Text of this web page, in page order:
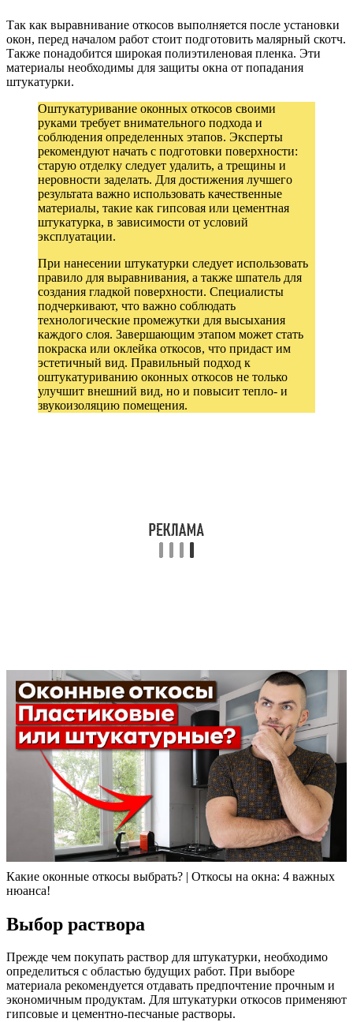
Так как выравнивание откосов выполняется после установки
окон, перед началом работ стоит подготовить малярный скотч.
Также понадобится широкая полиэтиленовая пленка. Эти
материалы необходимы для защиты окна от попадания
штукатурки.
Оштукатуривание оконных откосов своими
руками требует внимательного подхода и
соблюдения определенных этапов. Эксперты
рекомендуют начать с подготовки поверхности:
старую отделку следует удалить, а трещины и
неровности заделать. Для достижения лучшего
результата важно использовать качественные
материалы, такие как гипсовая или цементная
штукатурка, в зависимости от условий
эксплуатации.
При нанесении штукатурки следует использовать
правило для выравнивания, а также шпатель для
создания гладкой поверхности. Специалисты
подчеркивают, что важно соблюдать
технологические промежутки для высыхания
каждого слоя. Завершающим этапом может стать
покраска или оклейка откосов, что придаст им
эстетичный вид. Правильный подход к
оштукатуриванию оконных откосов не только
улучшит внешний вид, но и повысит тепло- и
звукоизоляцию помещения.
Какие оконные откосы выбрать? | Откосы на окна: 4 важных
нюанса!
Выбор раствора
Прежде чем покупать раствор для штукатурки, необходимо
определиться с областью будущих работ. При выборе
материала рекомендуется отдавать предпочтение прочным и
экономичным продуктам. Для штукатурки откосов применяют
гипсовые и цементно-песчаные растворы.